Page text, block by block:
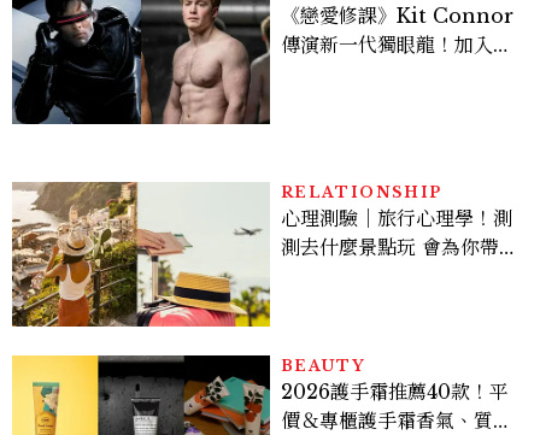
《戀愛修課》Kit Connor
傳演新一代獨眼龍！加入新
RELATIONSHIP
心理測驗｜旅行心理學！測
測去什麼景點玩 會為你帶來
BEAUTY
2026護手霜推薦40款！平
價＆專櫃護手霜香氣、質